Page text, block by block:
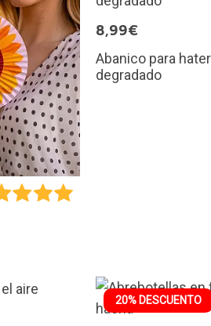
8,99€
Abanico para
degradado
20% DESCUENTO